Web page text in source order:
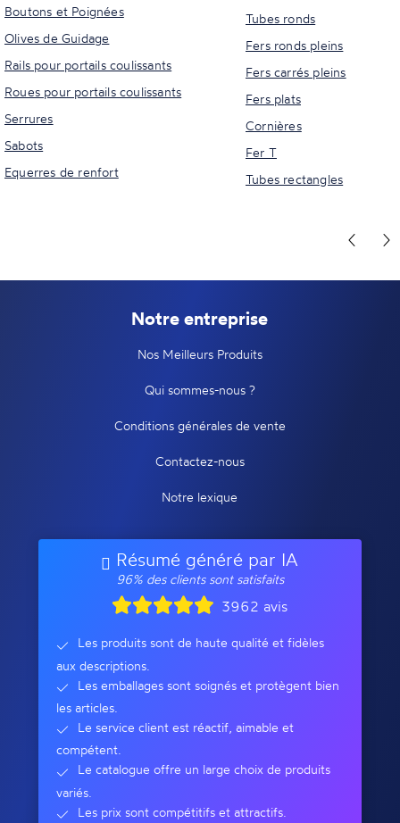
Boutons et Poignées
Olives de Guidage
Rails pour portails coulissants
Roues pour portails coulissants
Serrures
Sabots
Equerres de renfort
Tubes ronds
Fers ronds pleins
Fers carrés pleins
Fers plats
Cornières
Fer T
Tubes rectangles
Notre entreprise
Nos Meilleurs Produits
Qui sommes-nous ?
Conditions générales de vente
Contactez-nous
Notre lexique
Résumé généré par IA
96% des clients sont satisfaits
3962 avis
Les produits sont de haute qualité et fidèles
aux descriptions.
Les emballages sont soignés et protègent bien
les articles.
Le service client est réactif, aimable et
compétent.
Le catalogue offre un large choix de produits
variés.
Les prix sont compétitifs et attractifs.